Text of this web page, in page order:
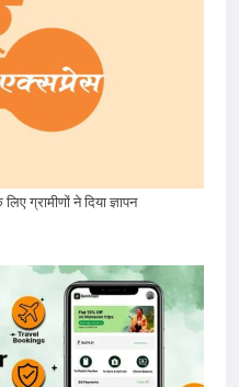
ग्रामीणों ने दिया ज्ञापन